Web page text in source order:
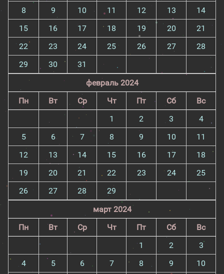
8
9 10 11 12 13
14
15
16 17 18 19 20
21
22
23 24 25 26 27
28
29
30
31
февраль 2024
Пн
Вт Ср Чт Пт Сб
Вс
1
2 3
4
5
6 7 8 9 10
11
12
13 14 15 16 17
18
19
20 21 22 23 24
25
26
27 28
29
март 2024
Пн
Вт Ср Чт Пт Сб
Вс
1
2
3
4
5 6 7 8 9
10